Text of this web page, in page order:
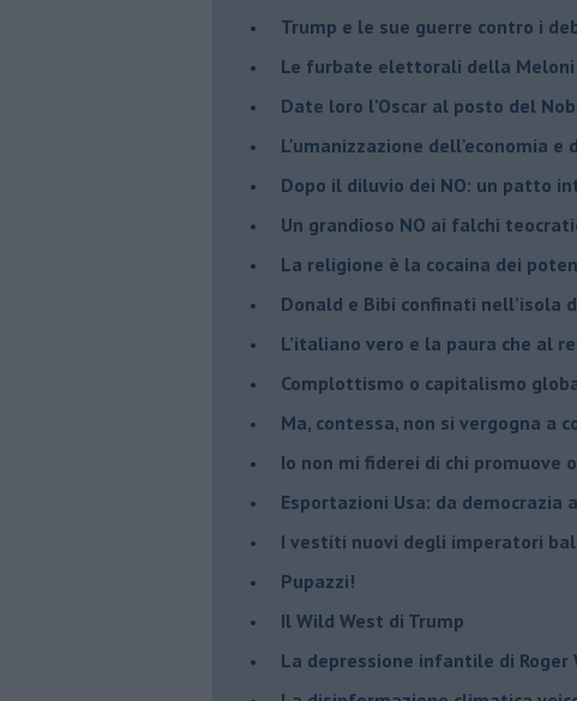
Trump e le sue guerre contro i
​Le furbate elettorali della Meloni
​Date loro l’Oscar al posto del
L'umanizzazione dell'economia e
​Dopo il diluvio dei NO: un patto
​Un grandioso NO ai falchi
La religione è la cocaina dei
Donald e Bibi confinati nell’isola
L’italiano vero e la paura che al
​Complottismo o capitalismo
​Ma, contessa, non si vergogna a
​Io non mi fiderei di chi promuove
Esportazioni Usa: da democrazia
​I vestiti nuovi degli imperatori
​Pupazzi!
​Il Wild West di Trump
​La depressione infantile di